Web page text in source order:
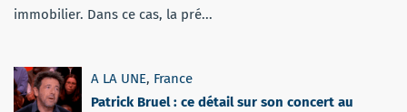
immobilier. Dans ce cas, la pré...
A LA UNE, France
Patrick Bruel : ce détail sur son concert au